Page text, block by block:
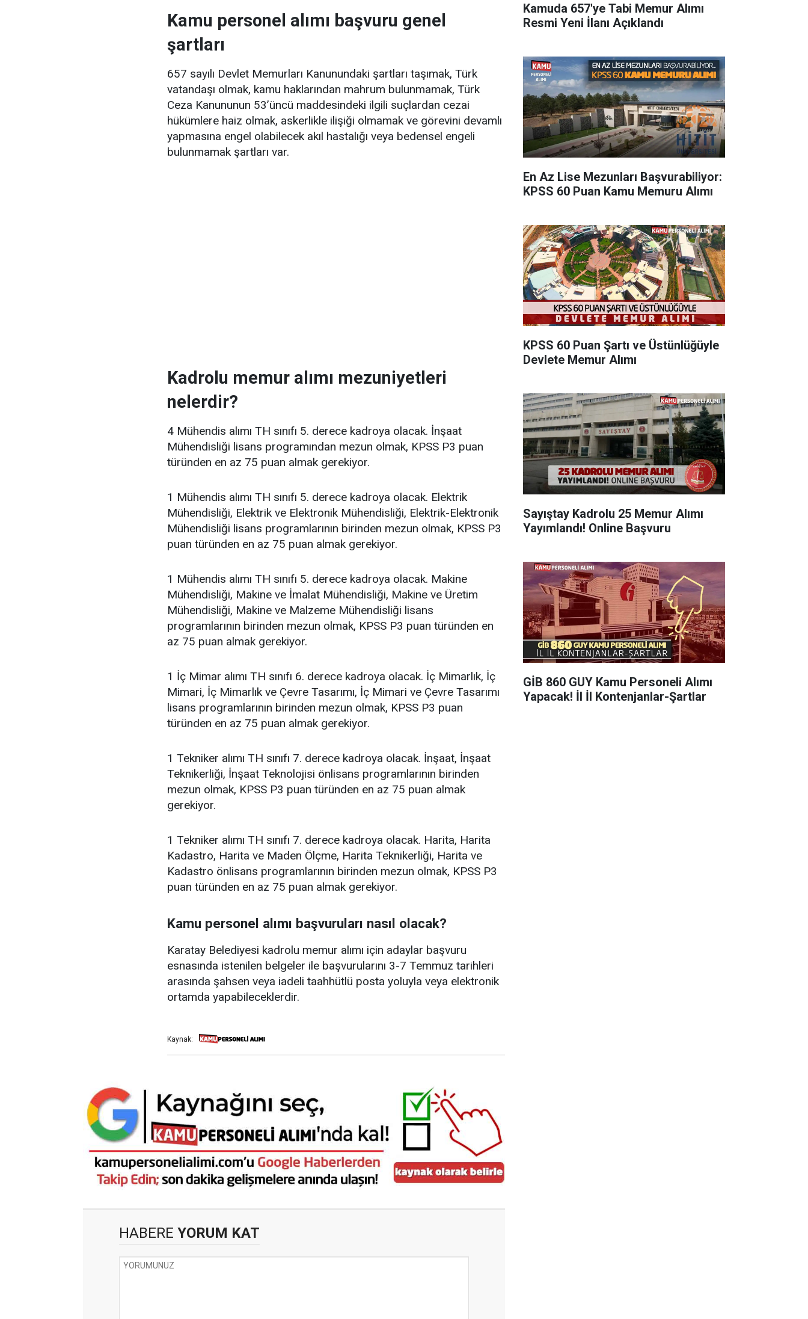
Kamu personel alımı başvuru genel
şartları
657 sayılı Devlet Memurları Kanunundaki şartları taşımak, Türk
vatandaşı olmak, kamu haklarından mahrum bulunmamak, Türk
Ceza Kanununun 53’üncü maddesindeki ilgili suçlardan cezai
hükümlere haiz olmak, askerlikle ilişiği olmamak ve görevini devamlı
yapmasına engel olabilecek akıl hastalığı veya bedensel engeli
bulunmamak şartları var.
Kadrolu memur alımı mezuniyetleri
nelerdir?
4 Mühendis alımı TH sınıfı 5. derece kadroya olacak. İnşaat
Mühendisliği lisans programından mezun olmak, KPSS P3 puan
türünden en az 75 puan almak gerekiyor.
1 Mühendis alımı TH sınıfı 5. derece kadroya olacak. Elektrik
Mühendisliği, Elektrik ve Elektronik Mühendisliği, Elektrik-Elektronik
Mühendisliği lisans programlarının birinden mezun olmak, KPSS P3
puan türünden en az 75 puan almak gerekiyor.
1 Mühendis alımı TH sınıfı 5. derece kadroya olacak. Makine
Mühendisliği, Makine ve İmalat Mühendisliği, Makine ve Üretim
Mühendisliği, Makine ve Malzeme Mühendisliği lisans
programlarının birinden mezun olmak, KPSS P3 puan türünden en
az 75 puan almak gerekiyor.
1 İç Mimar alımı TH sınıfı 6. derece kadroya olacak. İç Mimarlık, İç
Mimari, İç Mimarlık ve Çevre Tasarımı, İç Mimari ve Çevre Tasarımı
lisans programlarının birinden mezun olmak, KPSS P3 puan
türünden en az 75 puan almak gerekiyor.
1 Tekniker alımı TH sınıfı 7. derece kadroya olacak. İnşaat, İnşaat
Teknikerliği, İnşaat Teknolojisi önlisans programlarının birinden
mezun olmak, KPSS P3 puan türünden en az 75 puan almak
gerekiyor.
1 Tekniker alımı TH sınıfı 7. derece kadroya olacak. Harita, Harita
Kadastro, Harita ve Maden Ölçme, Harita Teknikerliği, Harita ve
Kadastro önlisans programlarının birinden mezun olmak, KPSS P3
puan türünden en az 75 puan almak gerekiyor.
Kamu personel alımı başvuruları nasıl olacak?
Karatay Belediyesi kadrolu memur alımı için adaylar başvuru
esnasında istenilen belgeler ile başvurularını 3-7 Temmuz tarihleri
arasında şahsen veya iadeli taahhütlü posta yoluyla veya elektronik
ortamda yapabileceklerdir.
Kaynak:
HABERE YORUM KAT
Kamuda 657'ye Tabi Memur Alımı
Resmi Yeni İlanı Açıklandı
En Az Lise Mezunları Başvurabiliyor:
KPSS 60 Puan Kamu Memuru Alımı
KPSS 60 Puan Şartı ve Üstünlüğüyle
Devlete Memur Alımı
Sayıştay Kadrolu 25 Memur Alımı
Yayımlandı! Online Başvuru
GİB 860 GUY Kamu Personeli Alımı
Yapacak! İl İl Kontenjanlar-Şartlar